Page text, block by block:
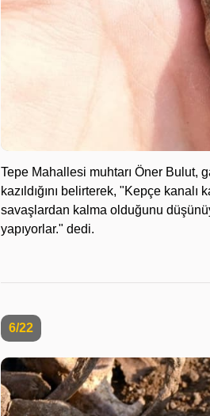
Tepe Mahallesi muhtarı Öner Bulut,
kazıldığını belirterek, "Kepçe
savaşlardan kalma olduğunu
yapıyorlar." dedi.
6/22